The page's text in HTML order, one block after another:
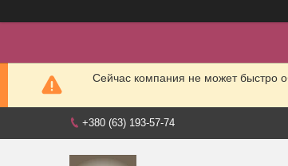
Сейчас компания не может быстро
+380 (63) 193-57-74